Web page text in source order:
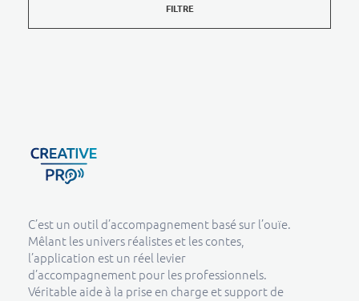
FILTRE
C’est un outil d’accompagnement basé sur l’ouïe.
Mêlant les univers réalistes et les contes,
l’application est un réel levier
d’accompagnement pour les professionnels.
Véritable aide à la prise en charge et support de